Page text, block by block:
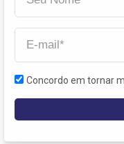
Concordo em tornar